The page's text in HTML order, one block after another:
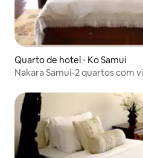
Quarto de hotel ⋅ Ko Samui
Nakara Samui-2 quartos com